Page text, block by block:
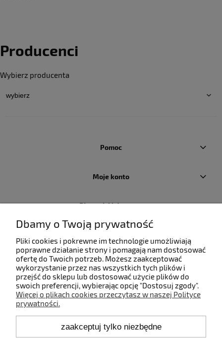
Producenci
Wybierz producenta
Pomoc
Moje konto
Płatności i dostawa
O nas
Kontakt
+48 660 808 853
Dbamy o Twoją prywatność
Pliki cookies i pokrewne im technologie umożliwiają
poprawne działanie strony i pomagają nam dostosować
ofertę do Twoich potrzeb. Możesz zaakceptować
wykorzystanie przez nas wszystkich tych plików i
przejść do sklepu lub dostosować użycie plików do
swoich preferencji, wybierając opcję "Dostosuj zgody".
Więcej o plikach cookies przeczytasz w naszej Polityce
prywatności.
zaakceptuj tylko niezbędne